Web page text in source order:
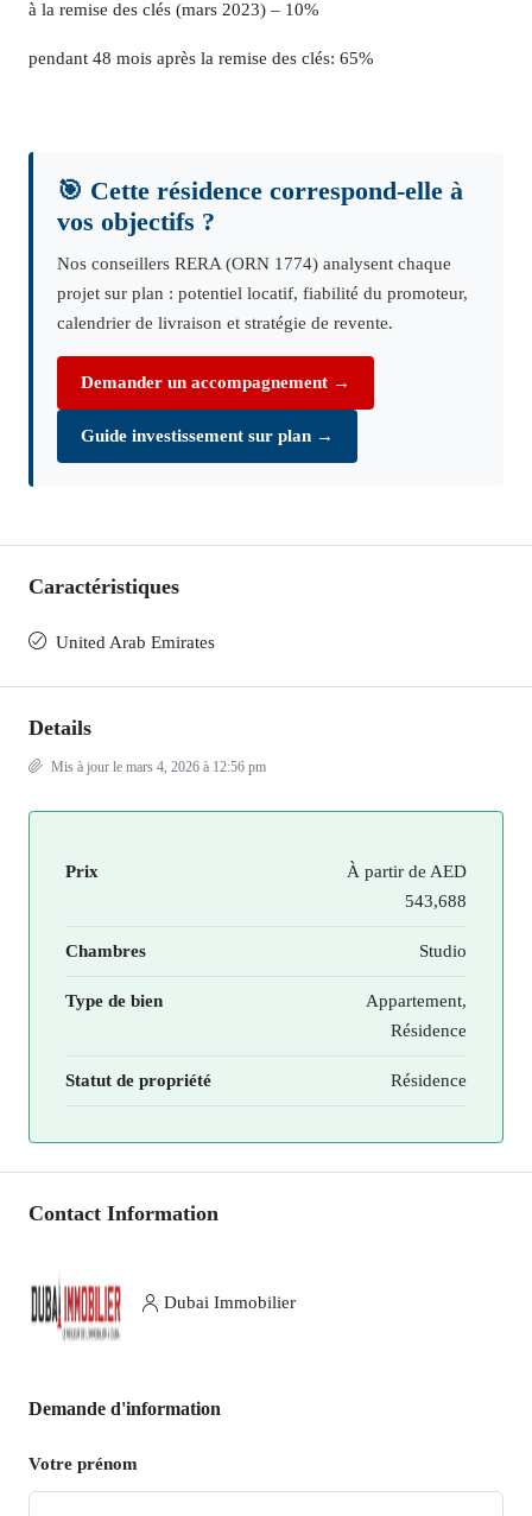
à la remise des clés (mars 2023) – 10%
pendant 48 mois après la remise des clés: 65%
🎯 Cette résidence correspond-elle à
vos objectifs ?
Nos conseillers RERA (ORN 1774) analysent chaque
projet sur plan : potentiel locatif, fiabilité du promoteur,
calendrier de livraison et stratégie de revente.
Demander un accompagnement →
Guide investissement sur plan →
Caractéristiques
United Arab Emirates
Details
Mis à jour le mars 4, 2026 à 12:56 pm
Prix À partir de AED
543,688
Chambres Studio
Type de bien
Appartement,
Résidence
Statut de propriété Résidence
Contact Information
Dubai Immobilier
Demande d'information
Votre prénom